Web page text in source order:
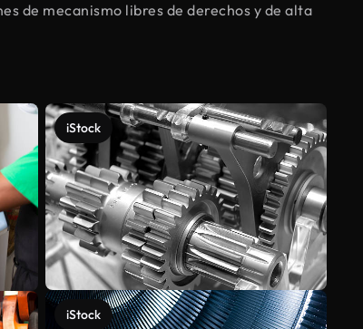
de mecanismo libres de derechos y de alta
iStock
iStock